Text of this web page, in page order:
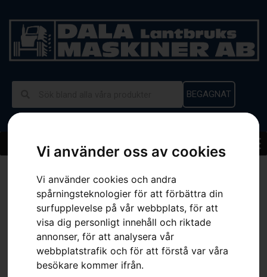
Vi använder oss av cookies
Vi använder cookies och andra
spårningsteknologier för att förbättra din
surfupplevelse på vår webbplats, för att
visa dig personligt innehåll och riktade
annonser, för att analysera vår
webbplatstrafik och för att förstå var våra
besökare kommer ifrån.
BEGAGNAT